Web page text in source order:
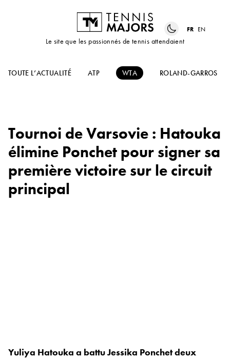
Le site que les passionnés de tennis attendaient
FR EN
TOUTE L’ACTUALITÉ ATP WTA ROLAND-GARROS
Tournoi de Varsovie : Hatouka
élimine Ponchet pour signer sa
première victoire sur le circuit
principal
Yuliya Hatouka a battu Jessika Ponchet deux